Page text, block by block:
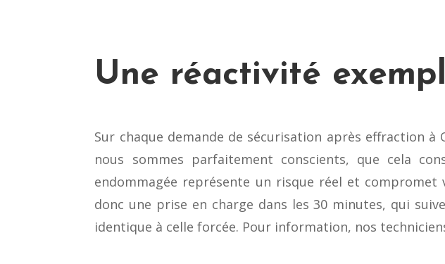
Une réactivité
Sur chaque demande de sécurisation après effraction
nous sommes parfaitement conscients, que cela
endommagée représente un risque réel et compromet
donc une prise en charge dans les 30 minutes, qui
identique à celle forcée. Pour information, nos